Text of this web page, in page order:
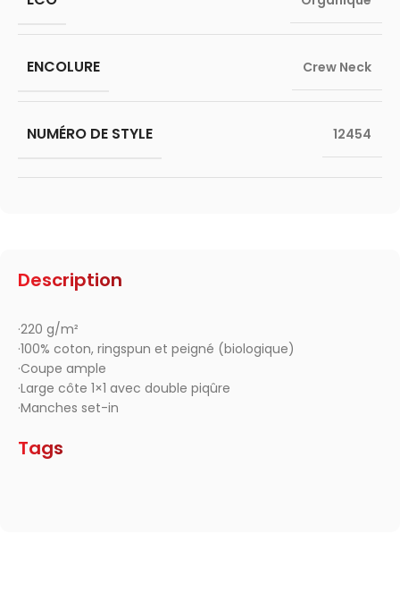
Description
·220 g/m²
·100% coton, ringspun et peigné (biologique)
·Coupe ample
·Large côte 1×1 avec double piqûre
·Manches set-in
Tags
ENCOLURE Crew Neck
NUMÉRO DE STYLE 12454